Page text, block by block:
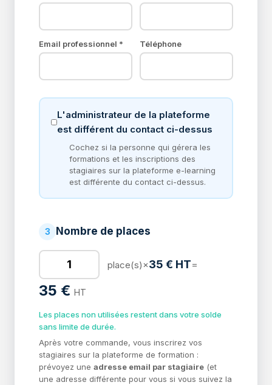
Email professionnel * Téléphone
L'administrateur de la plateforme
est différent du contact ci-dessus
Cochez si la personne qui gérera les
formations et les inscriptions des
stagiaires sur la plateforme e-learning
est différente du contact ci-dessus.
3 Nombre de places
place(s)×35 € HT=
35 € HT
Les places non utilisées restent dans votre solde
sans limite de durée.
Après votre commande, vous inscrirez vos
stagiaires sur la plateforme de formation :
prévoyez une adresse email par stagiaire (et
une adresse différente pour vous si vous suivez la